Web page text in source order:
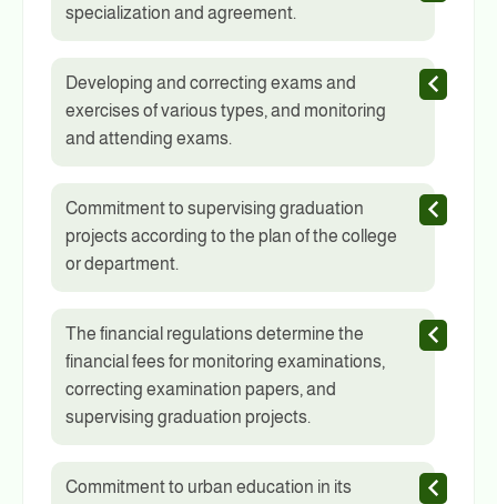
specialization and agreement.
Developing and correcting exams and
exercises of various types, and monitoring
and attending exams.
Commitment to supervising graduation
projects according to the plan of the college
or department.
The financial regulations determine the
financial fees for monitoring examinations,
correcting examination papers, and
supervising graduation projects.
Commitment to urban education in its